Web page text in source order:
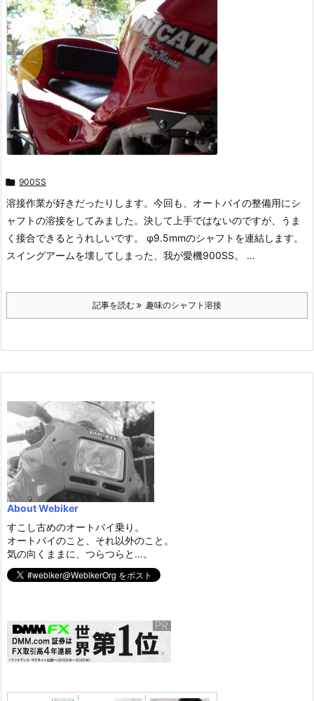
 900SS
溶接作業が好きだったりします。今回も、オートバイの整備用にシ
ャフトの溶接をしてみました。決して上手ではないのですが、うま
く接合できるとうれしいです。 φ9.5mmのシャフトを連結します。
スイングアームを壊してしまった、我が愛機900SS。 ...
記事を読む 趣味のシャフト溶接
About Webiker
すこし古めのオートバイ乗り。
オートバイのこと、それ以外のこと。
気の向くままに、つらつらと…。